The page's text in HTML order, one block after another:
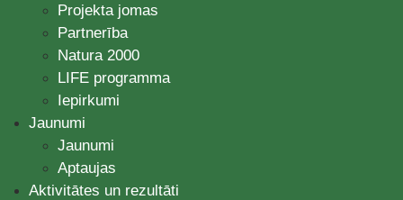
Projekta jomas
Partnerība
Natura 2000
LIFE programma
Iepirkumi
Jaunumi
Jaunumi
Aptaujas
Aktivitātes un rezultāti